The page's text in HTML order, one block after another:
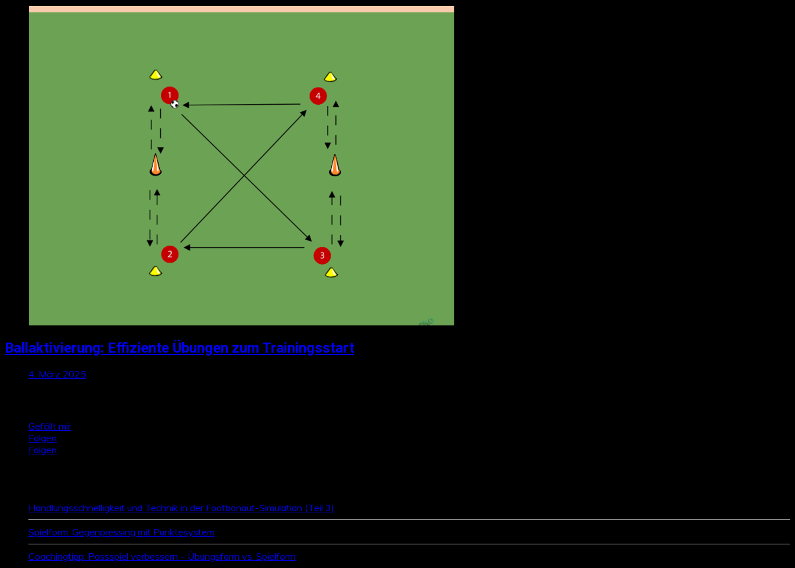
Ballaktivierung: Effiziente Übungen zum Trainingsstart
4. März 2025
Gefällt mir
Folgen
Folgen
Handlungsschnelligkeit und Technik in der Footbonaut-Simulation (Teil 3)
Spielform: Gegenpressing mit Punktesystem
Coachingtipp: Passspiel verbessern – Übungsform vs. Spielform